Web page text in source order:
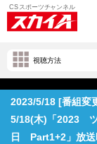
視聴方法
2023/5/18 [番組変
5/18(木)「2023
日 Part1+2」放送